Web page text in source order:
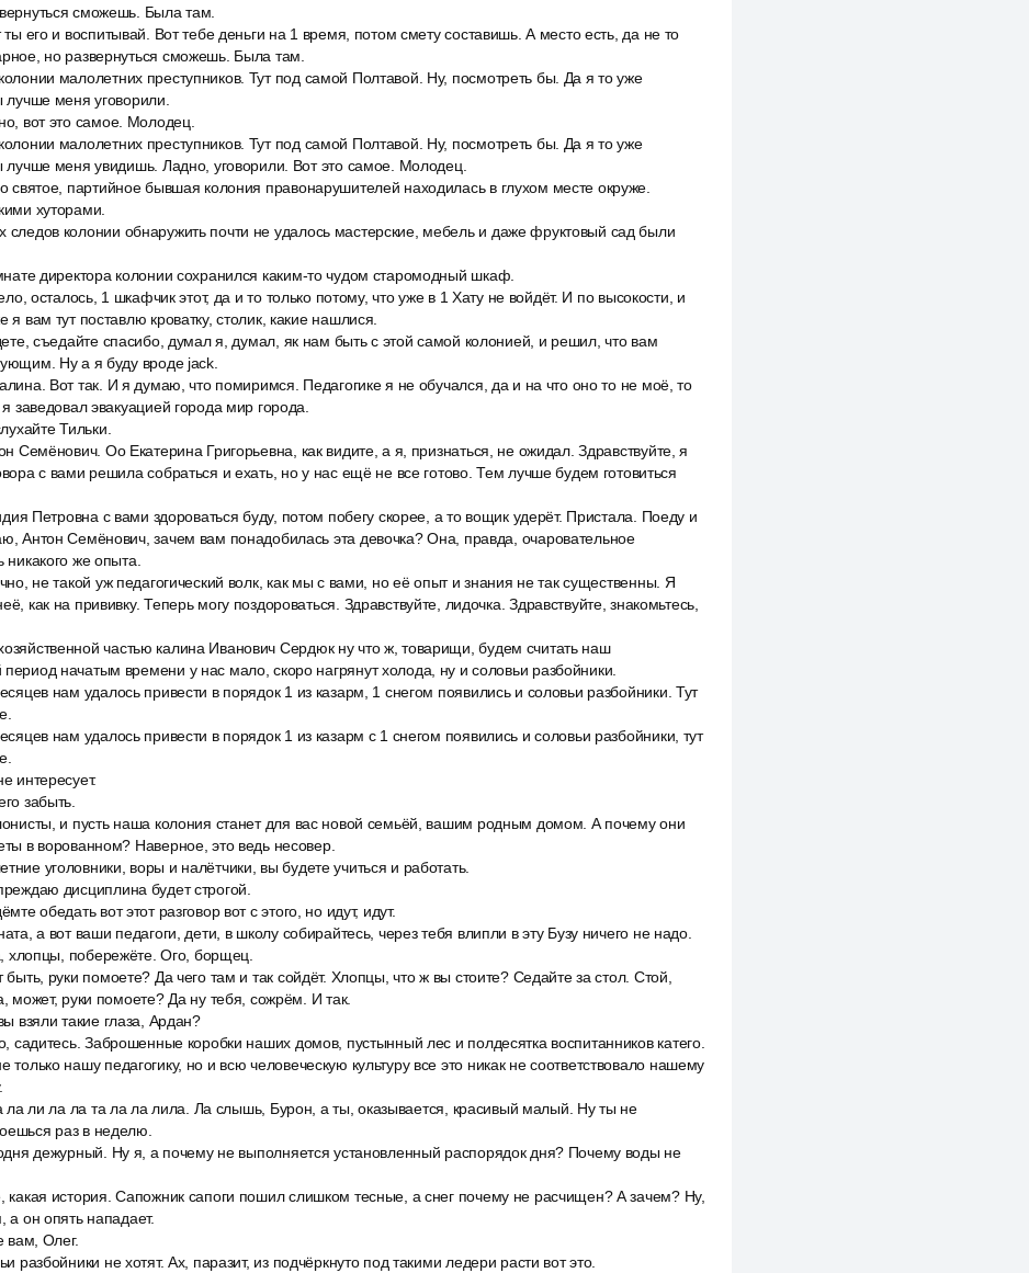
сможешь. Была там.
ты его и воспитывай. Вот тебе деньги на 1 время, потом смету составишь. А место есть, да не то
но развернуться сможешь. Была там.
малолетних преступников. Тут под самой Полтавой. Ну, посмотреть бы. Да я то уже
меня уговорили.
вот это самое. Молодец.
малолетних преступников. Тут под самой Полтавой. Ну, посмотреть бы. Да я то уже
лучше меня увидишь. Ладно, уговорили. Вот это самое. Молодец.
святое, партийное бывшая колония правонарушителей находилась в глухом месте окруже.
хуторами.
следов колонии обнаружить почти не удалось мастерские, мебель и даже фруктовый сад были
директора колонии сохранился каким-то чудом старомодный шкаф.
осталось, 1 шкафчик этот, да и то только потому, что уже в 1 Хату не войдёт. И по высокости, и
я вам тут поставлю кроватку, столик, какие нашлися.
съедайте спасибо, думал я, думал, як нам быть с этой самой колонией, и решил, что вам
Ну а я буду вроде jack.
Вот так. И я думаю, что помиримся. Педагогике я не обучался, да и на что оно то не моё, то
заведовал эвакуацией города мир города.
Тильки.
Семёнович. Оо Екатерина Григорьевна, как видите, а я, признаться, не ожидал. Здравствуйте, я
с вами решила собраться и ехать, но у нас ещё не все готово. Тем лучше будем готовиться
Петровна с вами здороваться буду, потом побегу скорее, а то вощик удерёт. Пристала. Поеду и
Антон Семёнович, зачем вам понадобилась эта девочка? Она, правда, очаровательное
же опыта.
не такой уж педагогический волк, как мы с вами, но её опыт и знания не так существенны. Я
как на прививку. Теперь могу поздороваться. Здравствуйте, лидочка. Здравствуйте, знакомьтесь,
частью калина Иванович Сердюк ну что ж, товарищи, будем считать наш
начатым времени у нас мало, скоро нагрянут холода, ну и соловьи разбойники.
нам удалось привести в порядок 1 из казарм, 1 снегом появились и соловьи разбойники. Тут
нам удалось привести в порядок 1 из казарм с 1 снегом появились и соловьи разбойники, тут
интересует.
забыть.
и пусть наша колония станет для вас новой семьёй, вашим родным домом. А почему они
в ворованном? Наверное, это ведь несовер.
уголовники, воры и налётчики, вы будете учиться и работать.
дисциплина будет строгой.
обедать вот этот разговор вот с этого, но идут, идут.
а вот ваши педагоги, дети, в школу собирайтесь, через тебя влипли в эту Бузу ничего не надо.
хлопцы, побережёте. Ого, борщец.
руки помоете? Да чего там и так сойдёт. Хлопцы, что ж вы стоите? Седайте за стол. Стой,
может, руки помоете? Да ну тебя, сожрём. И так.
взяли такие глаза, Ардан?
садитесь. Заброшенные коробки наших домов, пустынный лес и полдесятка воспитанников катего.
только нашу педагогику, но и всю человеческую культуру все это никак не соответствовало нашему
ла ли ла ла та ла ла лила. Ла слышь, Бурон, а ты, оказывается, красивый малый. Ну ты не
раз в неделю.
дежурный. Ну я, а почему не выполняется установленный распорядок дня? Почему воды не
какая история. Сапожник сапоги пошил слишком тесные, а снег почему не расчищен? А зачем? Ну,
а он опять нападает.
вам, Олег.
разбойники не хотят. Ах, паразит, из подчёркнуто под такими ледери расти вот это.